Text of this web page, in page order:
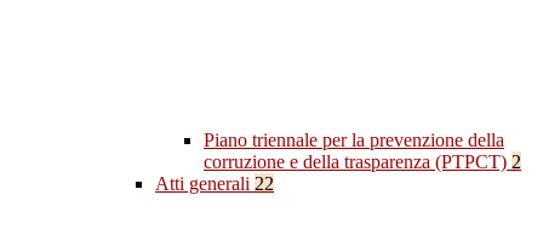
Piano triennale per la prevenzione della
corruzione e della trasparenza (PTPCT) 2
Atti generali 22